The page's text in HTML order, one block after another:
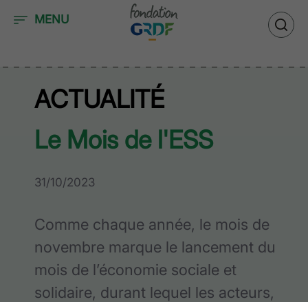
MENU
ACTUALITÉ
Le Mois de l'ESS
31/10/2023
Comme chaque année, le mois de
novembre marque le lancement du
mois de l’économie sociale et
solidaire, durant lequel les acteurs,